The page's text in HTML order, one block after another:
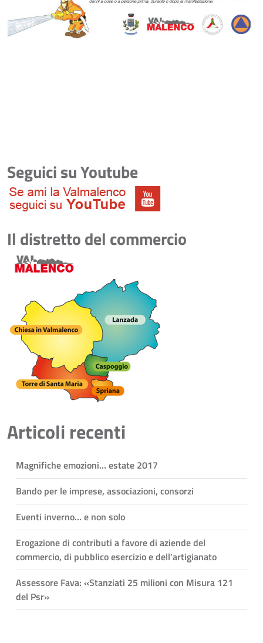
Seguici su Youtube
Il distretto del commercio
Articoli recenti
Magnifiche emozioni… estate 2017
Bando per le imprese, associazioni, consorzi
Eventi inverno… e non solo
Erogazione di contributi a favore di aziende del
commercio, di pubblico esercizio e dell’artigianato
Assessore Fava: «Stanziati 25 milioni con Misura 121
del Psr»